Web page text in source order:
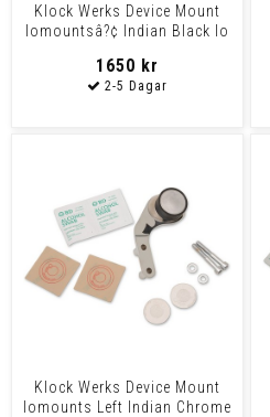
Klock Werks Device Mount
Iomountsâ?¢ Indian Black Io
1650 kr
Klock Werks Device Mount
Iomounts Left Indian Chrome